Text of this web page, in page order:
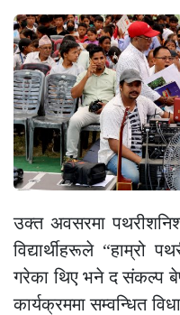
उक्त अवसरमा
विद्यार्थीहरूले “हाम्रो
गरेका थिए भने द संकल्प
कार्यक्रममा सम्वन्धित